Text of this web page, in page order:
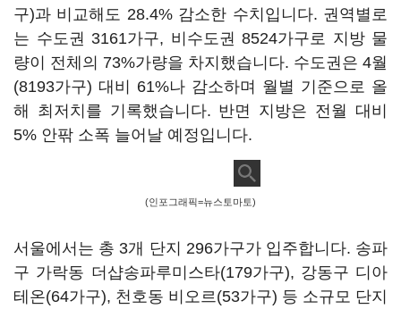
구)과 비교해도 28.4% 감소한 수치입니다. 권역별로
는 수도권 3161가구, 비수도권 8524가구로 지방 물
량이 전체의 73%가량을 차지했습니다. 수도권은 4월
(8193가구) 대비 61%나 감소하며 월별 기준으로 올
해 최저치를 기록했습니다. 반면 지방은 전월 대비
5% 안팎 소폭 늘어날 예정입니다.
(인포그래픽=뉴스토마토)
서울에서는 총 3개 단지 296가구가 입주합니다. 송파
구 가락동 더샵송파루미스타(179가구), 강동구 디아
테온(64가구), 천호동 비오르(53가구) 등 소규모 단지